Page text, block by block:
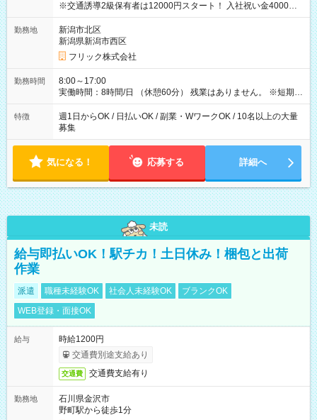
※交通誘導2級保有者は12000円スタート！ 入社祝い金4000円
【試用期間】試用期間なし
勤務地
新潟市北区
新潟県新潟市西区
フリック株式会社
勤務時間
8:00～17:00
実働時間：8時間/日 （休憩60分） 残業はありません。 ※短期の
募集は行っておりません。予めご了承くださいませ。
特徴
週1日からOK / 日払いOK / 副業・WワークOK / 10名以上の大量
募集
気になる！ 応募する 詳細へ
未読
給与即払いOK！駅チカ！土日休み！梱包と出荷
作業
派遣 職種未経験OK 社会人未経験OK
ブランクOK
WEB登録・面接OK
給与
時給1200円
交通費別途支給あり
交通費 交通費支給有り
勤務地
石川県金沢市
野町駅から徒歩1分